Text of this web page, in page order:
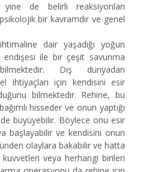
yine de belirli reaksiyonları
bir kavramdır ve genel
dair yaşadığı yoğun
ile bir çeşit savunma
Dış dünyadan
ihtiyaçları için kendisini esir
bilmektedir. Rehine, bu
hisseder ve onun yaptığı
büyüyebilir. Böylece onu esir
başlayabilir ve kendisini onun
olaylara bakabilir ve hatta
veya herhangi birileri